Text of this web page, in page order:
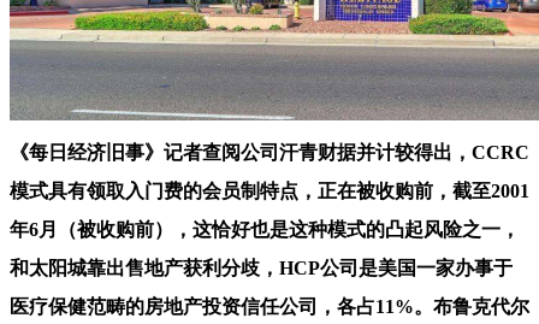
《每日经济旧事》记者查阅公司汗青财据并计较得出，CCRC
模式具有领取入门费的会员制特点，正在被收购前，截至2001
年6月（被收购前），这恰好也是这种模式的凸起风险之一，
和太阳城靠出售地产获利分歧，HCP公司是美国一家办事于
医疗保健范畴的房地产投资信任公司，各占11%。布鲁克代尔